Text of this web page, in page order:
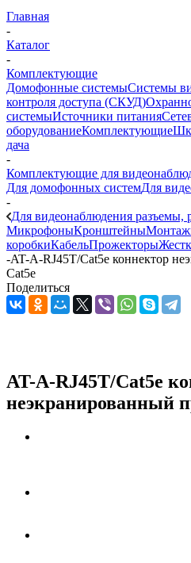
Главная
-
Каталог
-
Комплектующие
Домофонные системыСистемы
контроля доступа (СКУД)
системыИсточники питания
оборудованиеКомплектующие
дача
-
Комплектующие для
Для домофонных системДля
-
Для видеонаблюдения разъемы,
МикрофоныКронштейны
коробкиКабельПрожекторы
-AT-A-RJ45T/Сat5e коннектор
Сat5e
Поделиться
AT-A-RJ45T/Сat5e
неэкранированный